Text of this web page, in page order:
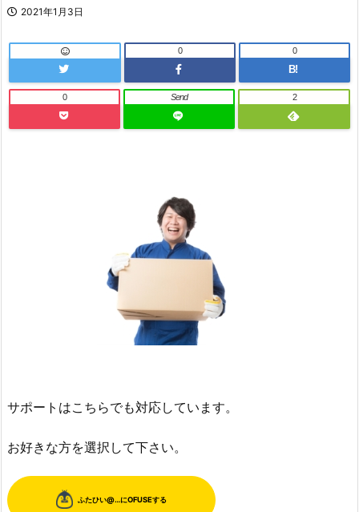
2021年1月3日
0
B!
0
0 Send 2
サポートはこちらでも対応しています。
お好きな方を選択して下さい。